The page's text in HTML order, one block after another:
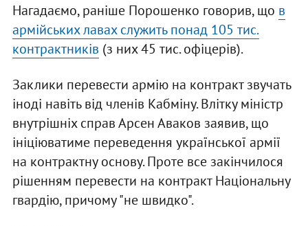
Нагадаємо, раніше Порошенко говорив, що в
армійських лавах служить понад 105 тис.
контрактників (з них 45 тис. офіцерів).
Заклики перевести армію на контракт звучать
іноді навіть від членів Кабміну. Влітку міністр
внутрішніх справ Арсен Аваков заявив, що
ініціюватиме переведення української армії
на контрактну основу. Проте все закінчилося
рішенням перевести на контракт Національну
гвардію, причому "не швидко".